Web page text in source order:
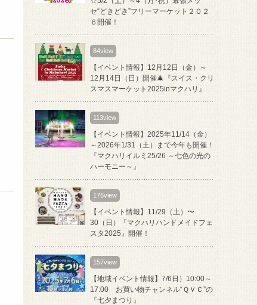
セ“どきどき”フリーマーケット２０２
６開催！
84view
【イベント情報】12月12日（金）～
12月14日（日）開催🎄『スイス・クリ
スマスマーケット2025inマクハリ』
113view
【イベント情報】2025年11/14（金）
～2026年1/31（土）まで今年も開催！
『マクハリイルミ25/26 ～七色の光の
ハーモニー～』
176view
【イベント情報】11/29（土）〜
30（日）『マクハリハンドメイドフェ
スタ2025』開催！
157view
【地域イベント情報】7/6日）10:00～
17:00 お買い物チャンネル“ＱＶＣ”の
『七夕まつり』